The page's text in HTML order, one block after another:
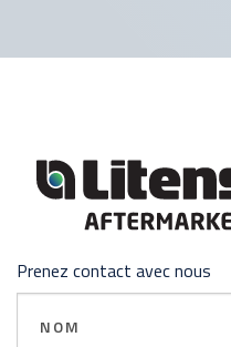
Prenez contact avec nous